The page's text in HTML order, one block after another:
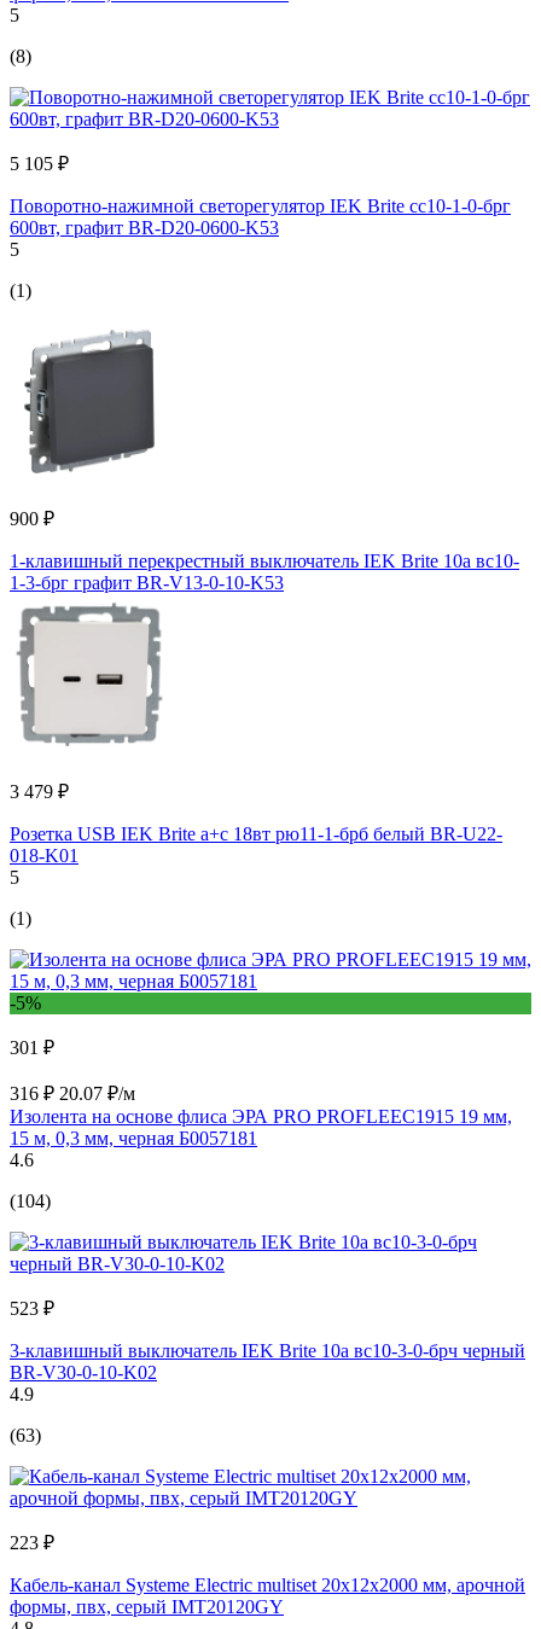
5
(8)
5 105 ₽
Поворотно-нажимной светорегулятор IEK Brite сс10-1-0-брг
600вт, графит BR-D20-0600-K53
5
(1)
900 ₽
1-клавишный перекрестный выключатель IEK Brite 10а вс10-
1-3-брг графит BR-V13-0-10-K53
3 479 ₽
Розетка USB IEK Brite a+c 18вт рю11-1-брб белый BR-U22-
018-K01
5
(1)
-5%
301 ₽
316 ₽ 20.07 ₽/м
Изолента на основе флиса ЭРА PRO PROFLEEC1915 19 мм,
15 м, 0,3 мм, черная Б0057181
4.6
(104)
523 ₽
3-клавишный выключатель IEK Brite 10а вс10-3-0-брч черный
BR-V30-0-10-K02
4.9
(63)
223 ₽
Кабель-канал Systeme Electric multiset 20x12x2000 мм, арочной
формы, пвх, серый IMT20120GY